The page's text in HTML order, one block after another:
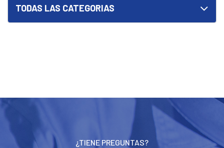
TODAS LAS CATEGORIAS
¿TIENE PREGUNTAS?